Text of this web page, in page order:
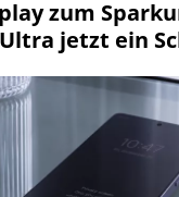
zum
Ultra jetzt ein